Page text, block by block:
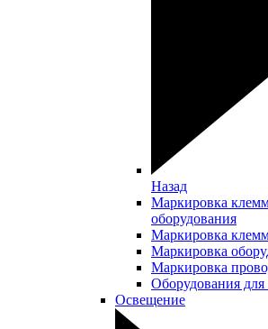
Назад
Маркировка
оборудования
Маркировка
Маркировка
Маркировка
Оборудования
Освещение